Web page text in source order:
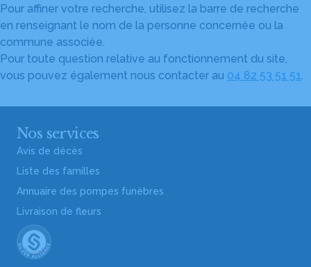
Pour affiner votre recherche, utilisez la barre de recherche
en renseignant le nom de la personne concernée ou la
commune associée.
Pour toute question relative au fonctionnement du site,
vous pouvez également nous contacter au 04 82 53 51 51.
Nos services
Avis de décès
Liste des familles
Annuaire des pompes funèbres
Livraison de fleurs